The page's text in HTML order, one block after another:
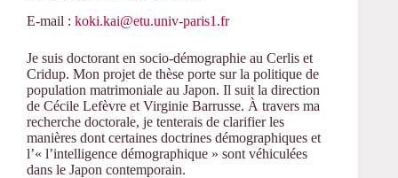
E-mail : koki.kai@etu.univ-paris1.fr
Je suis doctorant en socio-démographie au Cerlis et
Cridup. Mon projet de thèse porte sur la politique de
population matrimoniale au Japon. Il suit la direction
de Cécile Lefèvre et Virginie Barrusse. À travers ma
recherche doctorale, je tenterais de clarifier les
manières dont certaines doctrines démographiques et
l’« l’intelligence démographique » sont véhiculées
dans le Japon contemporain.